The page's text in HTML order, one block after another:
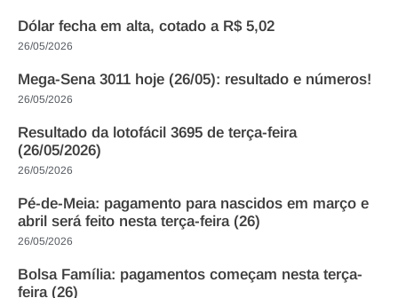
Dólar fecha em alta, cotado a R$ 5,02
26/05/2026
Mega-Sena 3011 hoje (26/05): resultado e números!
26/05/2026
Resultado da lotofácil 3695 de terça-feira
(26/05/2026)
26/05/2026
Pé-de-Meia: pagamento para nascidos em março e
abril será feito nesta terça-feira (26)
26/05/2026
Bolsa Família: pagamentos começam nesta terça-
feira (26)